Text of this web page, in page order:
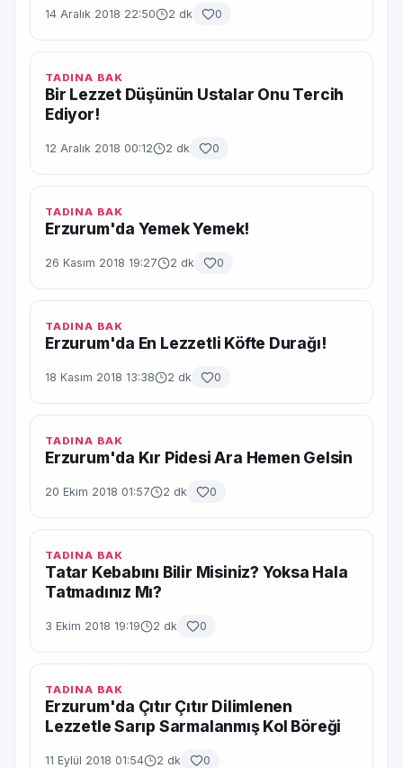
14 Aralık 2018 22:50 2 dk 0
TADINA BAK
Bir Lezzet Düşünün Ustalar Onu Tercih
Ediyor!
12 Aralık 2018 00:12 2 dk 0
TADINA BAK
Erzurum'da Yemek Yemek!
26 Kasım 2018 19:27 2 dk 0
TADINA BAK
Erzurum'da En Lezzetli Köfte Durağı!
18 Kasım 2018 13:38 2 dk 0
TADINA BAK
Erzurum'da Kır Pidesi Ara Hemen Gelsin
20 Ekim 2018 01:57 2 dk 0
TADINA BAK
Tatar Kebabını Bilir Misiniz? Yoksa Hala
Tatmadınız Mı?
3 Ekim 2018 19:19 2 dk 0
TADINA BAK
Erzurum'da Çıtır Çıtır Dilimlenen
Lezzetle Sarıp Sarmalanmış Kol Böreği
11 Eylül 2018 01:54 2 dk 0